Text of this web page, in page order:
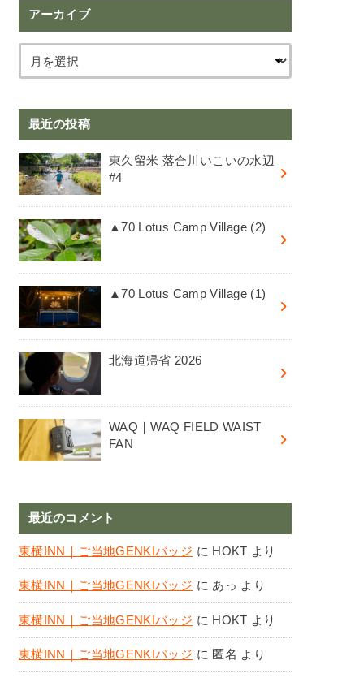
アーカイブ
最近の投稿
東久留米 落合川いこいの水辺
#4
▲70 Lotus Camp Village (2)
▲70 Lotus Camp Village (1)
北海道帰省 2026
WAQ｜WAQ FIELD WAIST
FAN
最近のコメント
東横INN｜ご当地GENKIバッジ に HOKT より
東横INN｜ご当地GENKIバッジ に あっ より
東横INN｜ご当地GENKIバッジ に HOKT より
東横INN｜ご当地GENKIバッジ に 匿名 より